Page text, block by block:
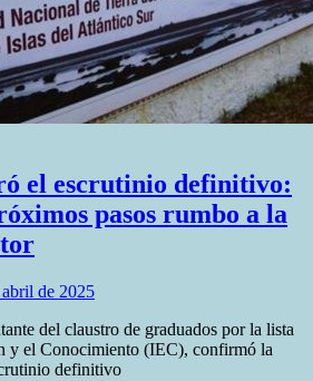
el escrutinio definitivo:
pasos rumbo a la
de 2025
del claustro de graduados por la lista
y el Conocimiento (IEC), confirmó la
definitivo